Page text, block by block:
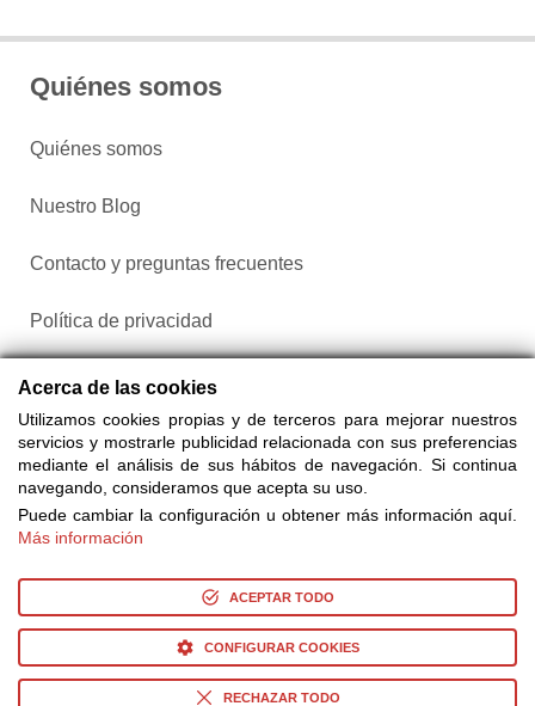
Quiénes somos
Quiénes somos
Nuestro Blog
Contacto y preguntas frecuentes
Política de privacidad
Configurar cookies
de 25 proveedores
© Copyright 2014-2026 Ociocultura Network SL. - All Rights
Reserved
Acerca de las cookies
Utilizamos cookies propias y de terceros para mejorar nuestros
servicios y mostrarle publicidad relacionada con sus preferencias
mediante el análisis de sus hábitos de navegación. Si continua
navegando, consideramos que acepta su uso.
Puede cambiar la configuración u obtener más información aquí.
Más información
ACEPTAR TODO
CONFIGURAR COOKIES
RECHAZAR TODO